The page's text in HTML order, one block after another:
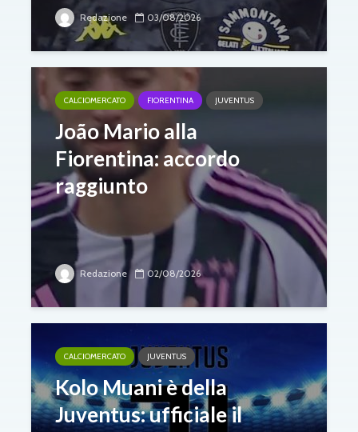
Redazione 03/08/2026
CALCIOMERCATO FIORENTINA JUVENTUS
João Mario alla
Fiorentina: accordo
raggiunto
Redazione 02/08/2026
CALCIOMERCATO JUVENTUS
Kolo Muani è della
Juventus: ufficiale il